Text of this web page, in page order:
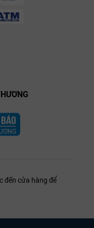
đến cửa hàng để